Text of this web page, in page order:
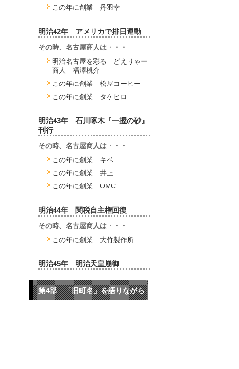
この年に創業 丹羽幸
明治42年 アメリカで排日運動
その時、名古屋商人は・・・
明治名古屋を彩る どえりゃー
商人 福澤桃介
この年に創業 松屋コーヒー
この年に創業 タケヒロ
明治43年 石川啄木『一握の砂』
刊行
その時、名古屋商人は・・・
この年に創業 キベ
この年に創業 井上
この年に創業 OMC
明治44年 関税自主権回復
その時、名古屋商人は・・・
この年に創業 大竹製作所
明治45年 明治天皇崩御
第4部 「旧町名」を語りながら